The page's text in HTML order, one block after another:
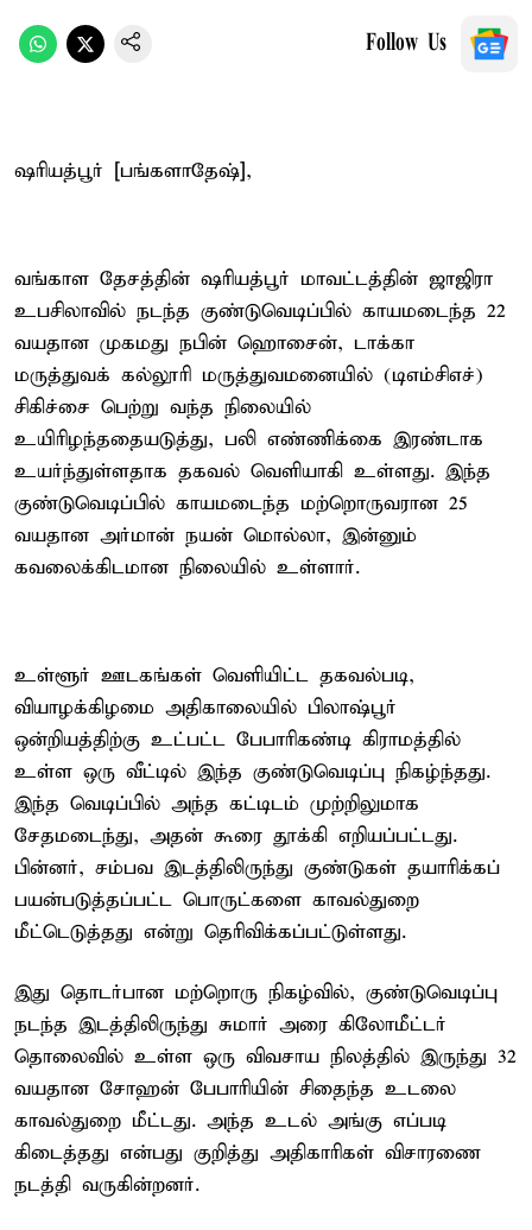
Follow Us
ஷரியத்பூர் [பங்களாதேஷ்],
வங்காள தேசத்தின் ஷரியத்பூர் மாவட்டத்தின் ஜாஜிரா
உபசிலாவில் நடந்த குண்டுவெடிப்பில் காயமடைந்த 22
வயதான முகமது நபின் ஹொசைன், டாக்கா
மருத்துவக் கல்லூரி மருத்துவமனையில் (டிஎம்சிஎச்)
சிகிச்சை பெற்று வந்த நிலையில்
உயிரிழந்ததையடுத்து, பலி எண்ணிக்கை இரண்டாக
உயர்ந்துள்ளதாக தகவல் வெளியாகி உள்ளது. இந்த
குண்டுவெடிப்பில் காயமடைந்த மற்றொருவரான 25
வயதான அர்மான் நயன் மொல்லா, இன்னும்
கவலைக்கிடமான நிலையில் உள்ளார்.
உள்ளூர் ஊடகங்கள் வெளியிட்ட தகவல்படி,
வியாழக்கிழமை அதிகாலையில் பிலாஷ்பூர்
ஒன்றியத்திற்கு உட்பட்ட பேபாரிகண்டி கிராமத்தில்
உள்ள ஒரு வீட்டில் இந்த குண்டுவெடிப்பு நிகழ்ந்தது.
இந்த வெடிப்பில் அந்த கட்டிடம் முற்றிலுமாக
சேதமடைந்து, அதன் கூரை தூக்கி எறியப்பட்டது.
பின்னர், சம்பவ இடத்திலிருந்து குண்டுகள் தயாரிக்கப்
பயன்படுத்தப்பட்ட பொருட்களை காவல்துறை
மீட்டெடுத்தது என்று தெரிவிக்கப்பட்டுள்ளது.
இது தொடர்பான மற்றொரு நிகழ்வில், குண்டுவெடிப்பு
நடந்த இடத்திலிருந்து சுமார் அரை கிலோமீட்டர்
தொலைவில் உள்ள ஒரு விவசாய நிலத்தில் இருந்து 32
வயதான சோஹன் பேபாரியின் சிதைந்த உடலை
காவல்துறை மீட்டது. அந்த உடல் அங்கு எப்படி
கிடைத்தது என்பது குறித்து அதிகாரிகள் விசாரணை
நடத்தி வருகின்றனர்.